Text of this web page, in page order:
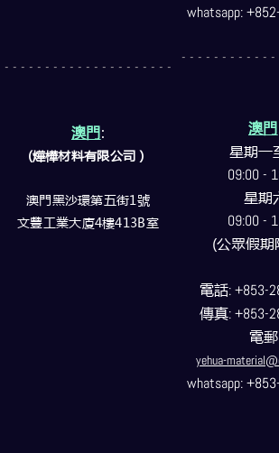
- - - - - - - - - - - - - - - - - - - - -
澳門:
(燁樺材料有限公司）
澳門黑沙環第五街1號
文豐工業大廈4樓413B室
whatsapp:
- - - - - - - - - - -
澳門
星期一
09:00 -
星期
09:00 -
(公眾假期
電話: +853-
傳真: +853-
電郵
yehua-
whatsapp: